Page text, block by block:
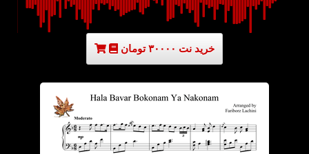
خرید نت ۳۰۰۰۰ تومان